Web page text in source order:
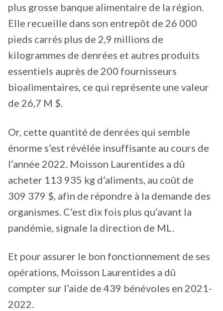
plus grosse banque alimentaire de la région.
Elle recueille dans son entrepôt de 26 000
pieds carrés plus de 2,9 millions de
kilogrammes de denrées et autres produits
essentiels auprès de 200 fournisseurs
bioalimentaires, ce qui représente une valeur
de 26,7 M $.
Or, cette quantité de denrées qui semble
énorme s’est révélée insuffisante au cours de
l’année 2022. Moisson Laurentides a dû
acheter 113 935 kg d’aliments, au coût de
309 379 $, afin de répondre à la demande des
organismes. C’est dix fois plus qu’avant la
pandémie, signale la direction de ML.
Et pour assurer le bon fonctionnement de ses
opérations, Moisson Laurentides a dû
compter sur l’aide de 439 bénévoles en 2021-
2022.